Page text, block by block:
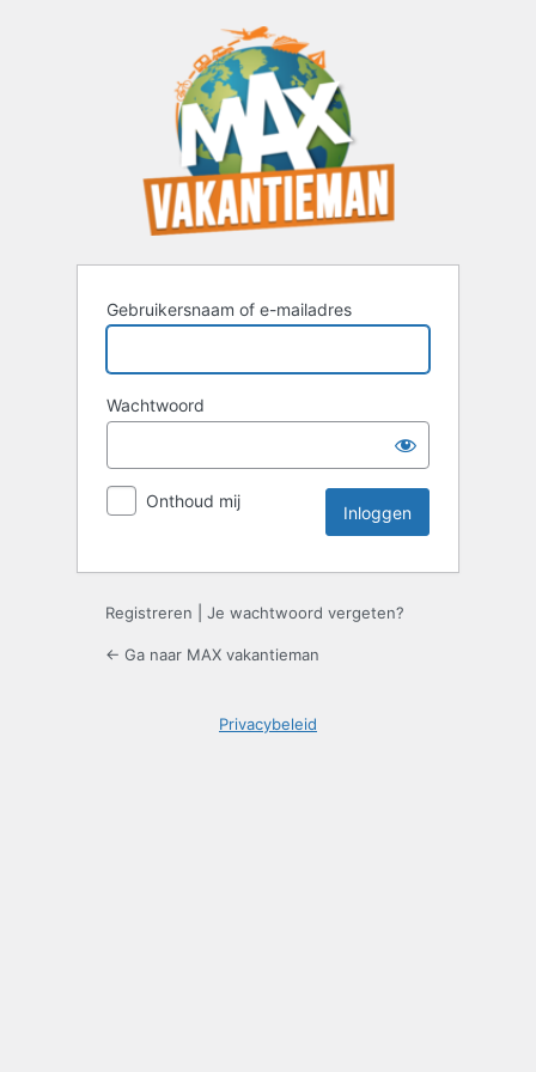
Gebruikersnaam of e-mailadres
Wachtwoord
Onthoud mij
Registreren Je wachtwoord vergeten?
← Ga naar MAX vakantieman
Privacybeleid